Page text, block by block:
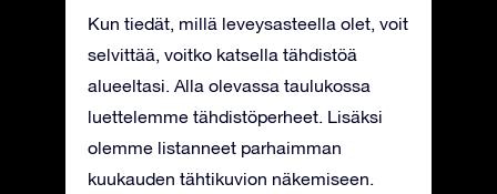
Kun tiedät, millä leveysasteella olet, voit
selvittää, voitko katsella tähdistöä
alueeltasi. Alla olevassa taulukossa
luettelemme tähdistöperheet. Lisäksi
olemme listanneet parhaimman
kuukauden tähtikuvion näkemiseen.